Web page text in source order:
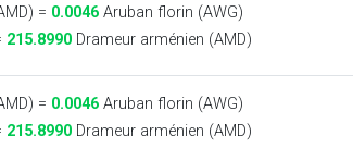
= 0.0046Aruban florin (AWG)
215.8990Drameur arménien (AMD)
= 0.0046Aruban florin (AWG)
215.8990Drameur arménien (AMD)